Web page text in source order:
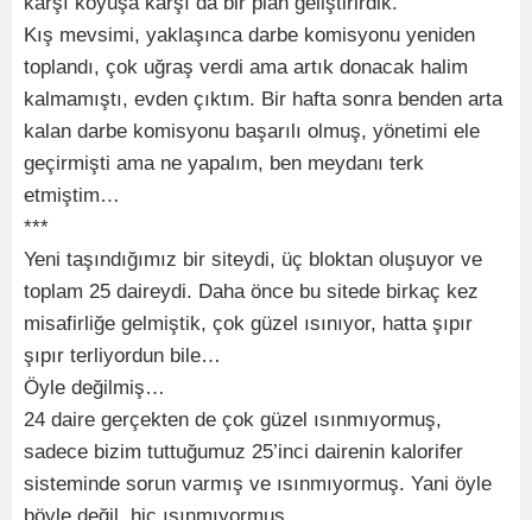
Kış mevsimi, yaklaşınca darbe komisyonu yeniden
toplandı, çok uğraş verdi ama artık donacak halim
kalmamıştı, evden çıktım. Bir hafta sonra benden arta
kalan darbe komisyonu başarılı olmuş, yönetimi ele
geçirmişti ama ne yapalım, ben meydanı terk
etmiştim…
***
Yeni taşındığımız bir siteydi, üç bloktan oluşuyor ve
toplam 25 daireydi. Daha önce bu sitede birkaç kez
misafirliğe gelmiştik, çok güzel ısınıyor, hatta şıpır
şıpır terliyordun bile…
Öyle değilmiş…
24 daire gerçekten de çok güzel ısınmıyormuş,
sadece bizim tuttuğumuz 25’inci dairenin kalorifer
sisteminde sorun varmış ve ısınmıyormuş. Yani öyle